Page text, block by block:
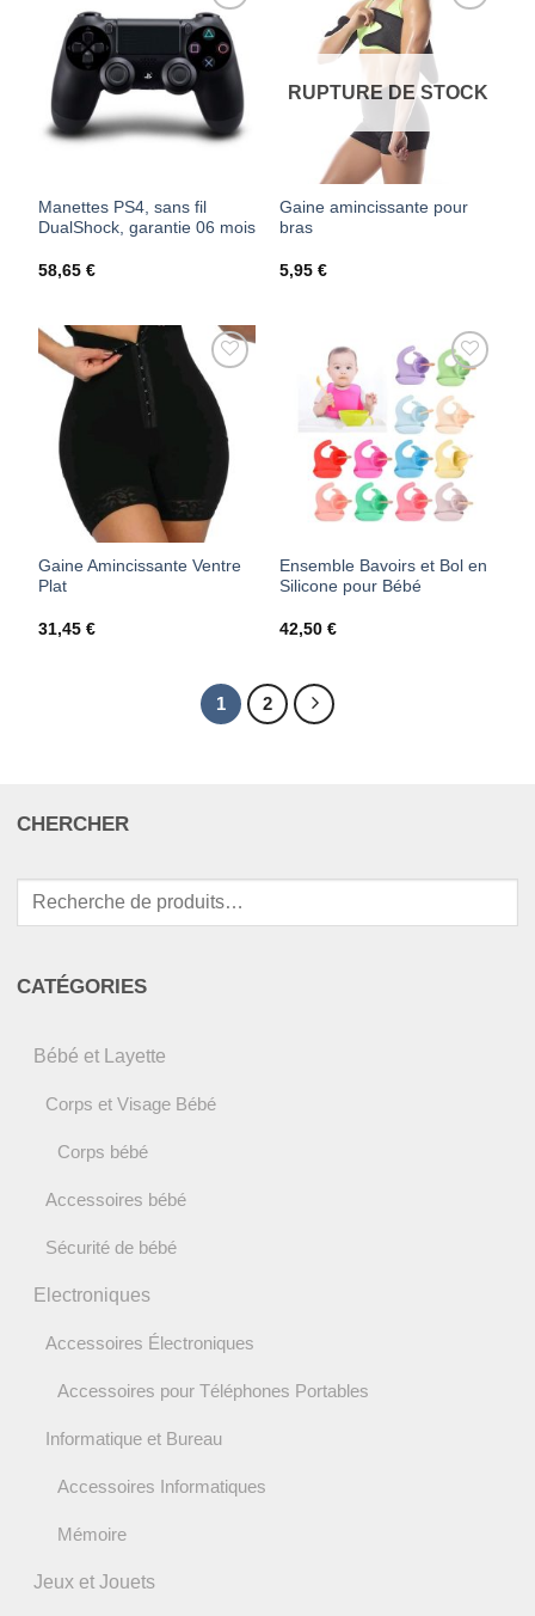
AJOUTER
À MES
FAVORIS
Manettes PS4, sans fil
DualShock, garantie 06 mois
58,65€
AJOUTER
À MES
FAVORIS
RUPTURE DE STOCK
Gaine amincissante pour
bras
5,95 €
AJOUTER
Gaine Amincissante Ventre
Plat
31,45€
AJOUTER
À MES
FAVORIS
Ensemble Bavoirs et Bol en
Silicone pour Bébé
42,50 €
1 2
CHERCHER
Recherche
CATÉGORIES
Bébé et Layette
Corps et Visage Bébé
Corps bébé
Accessoires bébé
Sécurité de bébé
Electroniques
Accessoires Électroniques
Accessoires pour Téléphones Portables
Informatique et Bureau
Accessoires Informatiques
Mémoire
Jeux et Jouets